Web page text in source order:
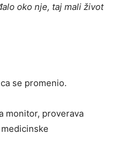
oko nje, taj mali život
se promenio.
monitor, proverava